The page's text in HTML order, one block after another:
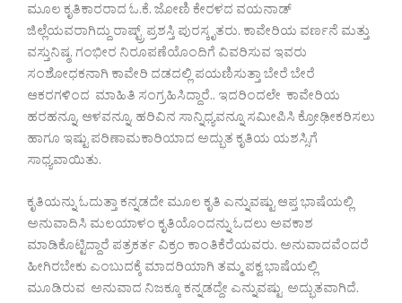
ಮೂಲ ಕೃತಿಕಾರರಾದ ಓ.ಕೆ. ಜೋಣಿ ಕೇರಳದ ವಯನಾಡ್
ಜಿಲ್ಲೆಯವರಾಗಿದ್ದು ರಾಷ್ಟ್ರ್ ಪ್ರಶಸ್ತಿ ಪುರಸ್ಕೃತರು. ಕಾವೇರಿಯ ವರ್ಣನೆ ಮತ್ತು
ವಸ್ತುನಿಷ್ಠ, ಗಂಭೀರ ನಿರೂಪಣೆಯೊಂದಿಗೆ ವಿವರಿಸುವ ಇವರು
ಸಂಶೋಧಕನಾಗಿ ಕಾವೇರಿ ದಡದಲ್ಲಿ ಪಯಣಿಸುತ್ತಾ ಬೇರೆ ಬೇರೆ
ಆಕರಗಳಿಂದ ಮಾಹಿತಿ ಸಂಗ್ರಹಿಸಿದ್ದಾರೆ.. ಇದರಿಂದಲೇ ಕಾವೇರಿಯ
ಹರಹನ್ನೂ, ಆಳವನ್ನೂ, ಹರಿವಿನ ಸಾನ್ನಿಧ್ಯವನ್ನೂ ಸಮೀಪಿಸಿ ಕ್ರೋಢೀಕರಿಸಲು
ಹಾಗೂ ಇಷ್ಟು ಪರಿಣಾಮಕಾರಿಯಾದ ಅದ್ಭುತ ಕೃತಿಯ ಯಶಸ್ಸಿಗೆ
ಸಾಧ್ಯವಾಯಿತು.
ಕೃತಿಯನ್ನು ಓದುತ್ತಾ ಕನ್ನಡದೇ ಮೂಲ ಕೃತಿ ಎನ್ನುವಷ್ಟು ಆಪ್ತ ಭಾಷೆಯಲ್ಲಿ
ಅನುವಾದಿಸಿ ಮಲಯಾಳಂ ಕೃತಿಯೊಂದನ್ನು ಓದಲು ಅವಕಾಶ
ಮಾಡಿಕೊಟ್ಟಿದ್ದಾರೆ ಪತ್ರಕರ್ತ ವಿಕ್ರಂ ಕಾಂತಿಕೆರೆಯವರು. ಅನುವಾದವೆಂದರೆ
ಹೀಗಿರಬೇಕು ಎಂಬುದಕ್ಕೆ ಮಾದರಿಯಾಗಿ ತಮ್ಮ ಪಕ್ವ ಭಾಷೆಯಲ್ಲಿ
ಮೂಡಿರುವ ಅನುವಾದ ನಿಜಕ್ಕೂ ಕನ್ನಡದ್ದೇ ಎನ್ನುವಷ್ಟು ಅದ್ಭುತವಾಗಿದೆ.